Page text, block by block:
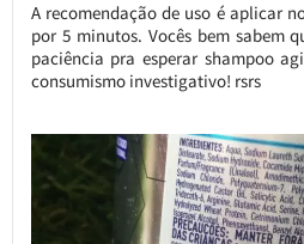
A recomendação de uso é aplicar
por 5 minutos. Vocês bem sabem
paciência pra esperar shampoo
consumismo investigativo! rsrs